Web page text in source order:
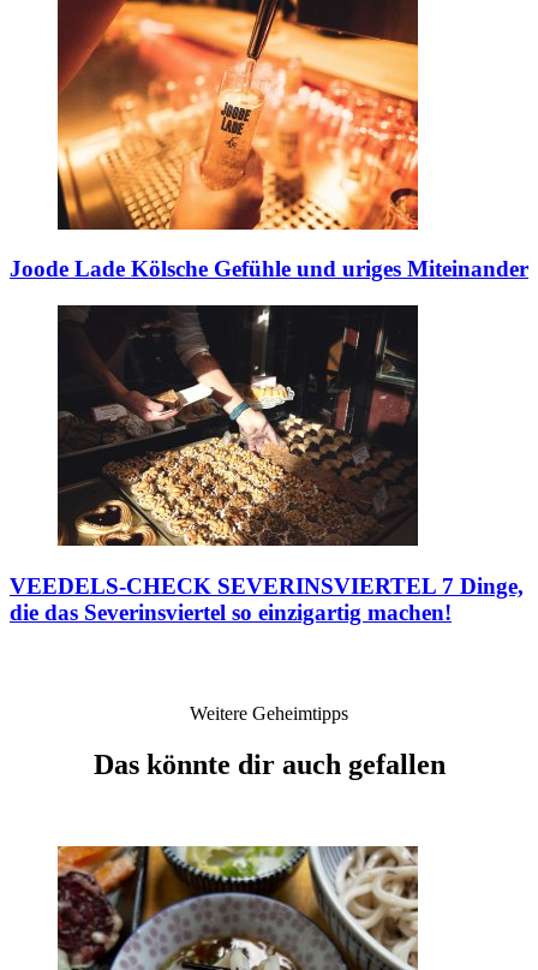
Joode Lade Kölsche Gefühle und uriges Miteinander
VEEDELS-CHECK SEVERINSVIERTEL 7 Dinge,
die das Severinsviertel so einzigartig machen!
Weitere Geheimtipps
Das könnte dir auch gefallen